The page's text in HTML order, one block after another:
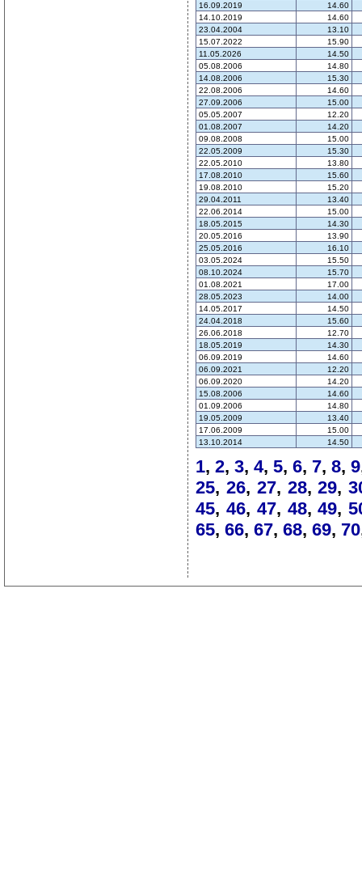
16.09.2019
14.60
14.10.2019
14.60
23.04.2004
13.10
15.07.2022
15.90
11.05.2026
14.50
05.08.2006
14.80
14.08.2006
15.30
22.08.2006
14.60
27.09.2006
15.00
05.05.2007
12.20
01.08.2007
14.20
09.08.2008
15.00
22.05.2009
15.30
22.05.2010
13.80
17.08.2010
15.60
19.08.2010
15.20
29.04.2011
13.40
22.06.2014
15.00
18.05.2015
14.30
20.05.2016
13.90
25.05.2016
16.10
03.05.2024
15.50
08.10.2024
15.70
01.08.2021
17.00
28.05.2023
14.00
14.05.2017
14.50
24.04.2018
15.60
26.06.2018
12.70
18.05.2019
14.30
06.09.2019
14.60
06.09.2021
12.20
06.09.2020
14.20
15.08.2006
14.60
01.09.2006
14.80
19.05.2009
13.40
17.06.2009
15.00
13.10.2014
14.50
1, 2, 3, 4, 5, 6, 7, 8, 9
25, 26, 27, 28,29,
45, 46, 47, 48,49,
65, 66, 67, 68, 69, 70